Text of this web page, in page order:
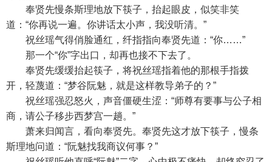
奉贤先慢条斯理地放下筷子，抬起眼皮，似笑非笑
道：“你再说一遍。你讲话太小声，我没听清。”
祝丝瑶气得俏脸通红，纤指指向奉贤先道：“你……”
那一个“你”字出口，却再也接不下去了。
奉贤先缓缓抬起筷子，将祝丝瑶指着他的那根手指拨
开，轻蔑道：“梦谷阮魅，就是这样教导弟子的？”
祝丝瑶强忍怒火，声音僵硬生涩：“师尊有要事与公子相
商，请公子移步西梦宫一趟。”
萧来归闻言，看向奉贤先。奉贤先这才放下筷子，慢条
斯理地问道：“阮魅找我商议何事？”